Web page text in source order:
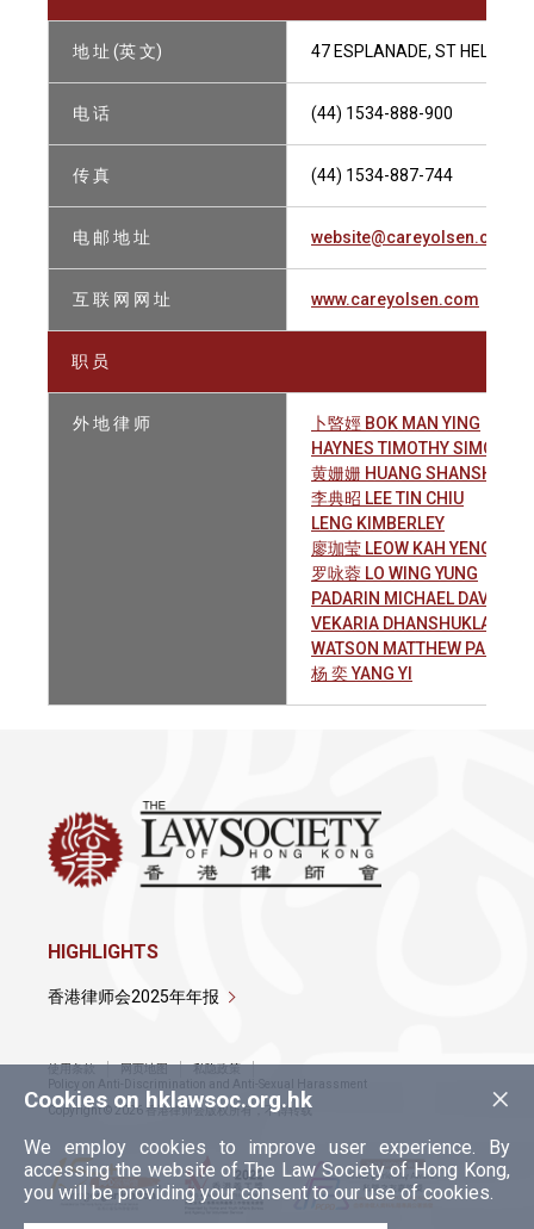
地 址 (英 文) 47 ESPLANADE, ST HELIER,
电 话 (44) 1534-888-900
传 真 (44) 1534-887-744
电 邮 地 址 website@careyolsen.com
互 联 网 网 址 www.careyolsen.com
职 员
外 地 律 师
卜暋娙 BOK MAN YING
HAYNES TIMOTHY SIMON
黄姗姗 HUANG SHANSHAN
李典昭 LEE TIN CHIU
LENG KIMBERLEY
廖珈莹 LEOW KAH YENG
罗咏蓉 LO WING YUNG
PADARIN MICHAEL DAVID
VEKARIA DHANSHUKLAL
WATSON MATTHEW PAUL
杨 奕 YANG YI
×
Cookies on hklawsoc.org.hk
We employ cookies to improve user experience. By
accessing the website of The Law Society of Hong Kong,
you will be providing your consent to our use of cookies.
HIGHLIGHTS
香港律师会2025年年报
使用条款 网页地图
私隐政策
Policy on Anti-Discrimination and Anti-Sexual Harassment
Copyright © 2026 香港律师会版权所有，不得转载